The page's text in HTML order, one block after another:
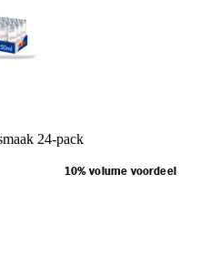
24-pack
10% volume voordeel